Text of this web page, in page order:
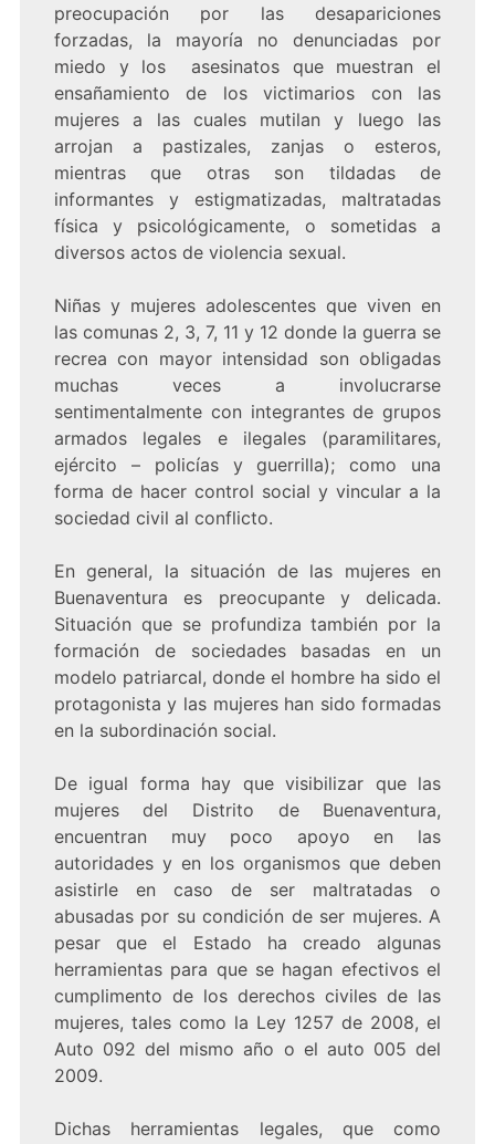
preocupación por las desapariciones
forzadas, la mayoría no denunciadas por
miedo y los asesinatos que muestran el
ensañamiento de los victimarios con las
mujeres a las cuales mutilan y luego las
arrojan a pastizales, zanjas o esteros,
mientras que otras son tildadas de
informantes y estigmatizadas, maltratadas
física y psicológicamente, o sometidas a
diversos actos de violencia sexual.
Niñas y mujeres adolescentes que viven en
las comunas 2, 3, 7, 11 y 12 donde la guerra se
recrea con mayor intensidad son obligadas
muchas veces a involucrarse
sentimentalmente con integrantes de grupos
armados legales e ilegales (paramilitares,
ejército – policías y guerrilla); como una
forma de hacer control social y vincular a la
sociedad civil al conflicto.
En general, la situación de las mujeres en
Buenaventura es preocupante y delicada.
Situación que se profundiza también por la
formación de sociedades basadas en un
modelo patriarcal, donde el hombre ha sido el
protagonista y las mujeres han sido formadas
en la subordinación social.
De igual forma hay que visibilizar que las
mujeres del Distrito de Buenaventura,
encuentran muy poco apoyo en las
autoridades y en los organismos que deben
asistirle en caso de ser maltratadas o
abusadas por su condición de ser mujeres. A
pesar que el Estado ha creado algunas
herramientas para que se hagan efectivos el
cumplimento de los derechos civiles de las
mujeres, tales como la Ley 1257 de 2008, el
Auto 092 del mismo año o el auto 005 del
2009.
Dichas herramientas legales, que como